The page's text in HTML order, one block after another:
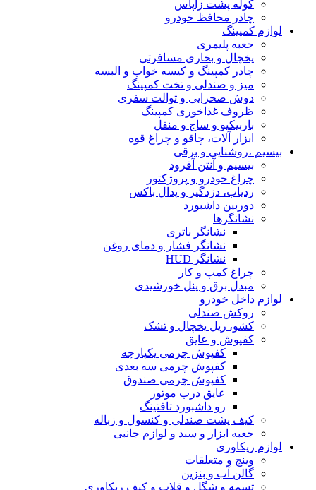
کوله پشت زاپاس
چادر محافظ خودرو
لوازم کمپینگ
جعبه پلیمری
یخچال و بخاری مسافرتی
چادر کمپینگ و کیسه خواب و البسه
میز و صندلی و تخت کمپینگ
دوش صحرایی و توالت سفری
ظروف غذاخوری کمپینگ
باربیکیو و ساج و منقل
ابزار آلات، چاقو و چراغ قوه
بیسیم ،روشنایی و برقی
بیسیم و آنتن آفرود
چراغ خودرو و پروژکتور
ردیاب، دزدگیر و پدال باکس
دوربین داشبورد
نشانگرها
نشانگر باتری
نشانگر فشار و دمای روغن
نشانگر HUD
چراغ کمپ و کار
مبدل برق و پنل خورشیدی
لوازم داخل خودرو
روکش صندلی
کشو، ریل یخچال و تشک
کفپوش و عایق
کفپوش چرمی یکپارچه
کفپوش چرمی سه بعدی
کفپوش چرمی صندوق
عایق درب موتور
رو داشبورد تافتینگ
کیف پشت صندلی و کنسول و زباله
جعبه ابزار و سبد و لوازم جانبی
لوازم ریکاوری
وینچ و متعلقات
گالن آب و بنزین
تسمه و شگل و قلاب و کیف ریکاوری